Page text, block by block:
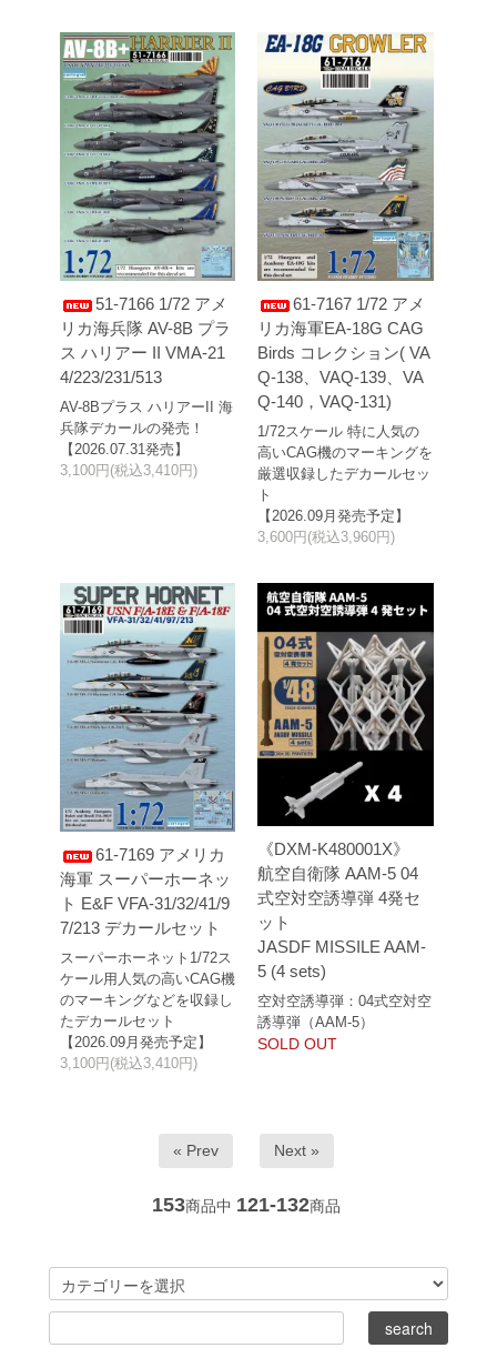
51-7166 1/72 アメ
リカ海兵隊 AV-8B プラ
ス ハリアー II VMA-21
4/223/231/513
AV-8Bプラス ハリアーII 海
兵隊デカールの発売！
【2026.07.31発売】
3,100円(税込3,410円)
61-7167 1/72 アメ
リカ海軍EA-18G CAG
Birds コレクション( VA
Q-138、VAQ-139、VA
Q-140，VAQ-131)
1/72スケール 特に人気の
高いCAG機のマーキングを
厳選収録したデカールセッ
ト
【2026.09月発売予定】
3,600円(税込3,960円)
61-7169 アメリカ
海軍 スーパーホーネッ
ト E&F VFA-31/32/41/9
7/213 デカールセット
スーパーホーネット1/72ス
ケール用人気の高いCAG機
のマーキングなどを収録し
たデカールセット
【2026.09月発売予定】
3,100円(税込3,410円)
《DXM-K480001X》
航空自衛隊 AAM-5 04
式空対空誘導弾 4発セ
ット
JASDF MISSILE AAM-
5 (4 sets)
空対空誘導弾：04式空対空
誘導弾（AAM-5）
SOLD OUT
« Prev Next »
153商品中 121-132商品